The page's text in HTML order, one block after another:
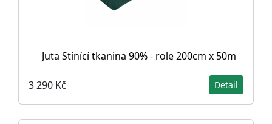
Juta Stínící tkanina 90% - role 200cm x 50m
3 290 Kč Detail